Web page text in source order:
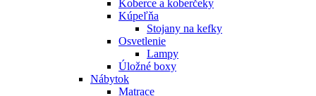
Koberce a koberčeky
Kúpeľňa
Stojany na kefky
Osvetlenie
Lampy
Úložné boxy
Nábytok
Matrace